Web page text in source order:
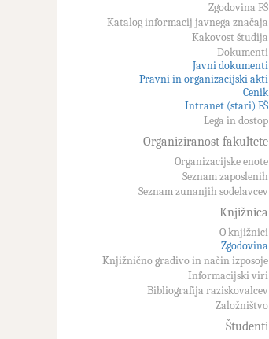
Zgodovina FŠ
Katalog informacij javnega značaja
Kakovost študija
Dokumenti
Javni dokumenti
Pravni in organizacijski akti
Cenik
Intranet (stari) FŠ
Lega in dostop
Organiziranost fakultete
Organizacijske enote
Seznam zaposlenih
Seznam zunanjih sodelavcev
Knjižnica
O knjižnici
Zgodovina
Knjižnično gradivo in način izposoje
Informacijski viri
Bibliografija raziskovalcev
Založništvo
Študenti